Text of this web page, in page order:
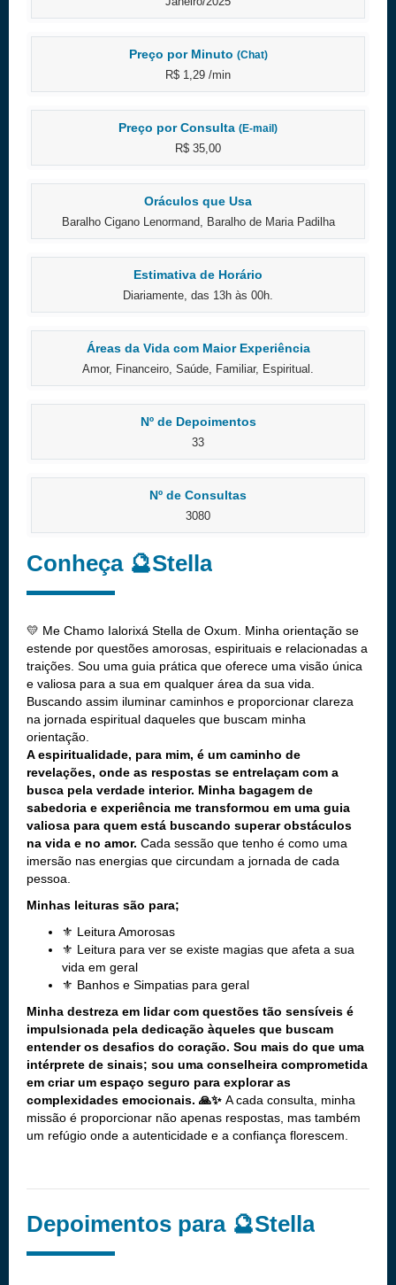
Preço por Minuto (Chat)
R$ 1,29 /min
Preço por Consulta (E-mail)
R$ 35,00
Oráculos que Usa
Baralho Cigano Lenormand, Baralho de Maria Padilha
Estimativa de Horário
Diariamente, das 13h às 00h.
Áreas da Vida com Maior Experiência
Amor, Financeiro, Saúde, Familiar, Espiritual.
Nº de Depoimentos
33
Nº de Consultas
3080
Conheça 🔮Stella
💛 Me Chamo Ialorixá Stella de Oxum. Minha orientação se
estende por questões amorosas, espirituais e relacionadas a
traições. Sou uma guia prática que oferece uma visão única
e valiosa para a sua em qualquer área da sua vida.
Buscando assim iluminar caminhos e proporcionar clareza
na jornada espiritual daqueles que buscam minha
orientação.
A espiritualidade, para mim, é um caminho de
revelações, onde as respostas se entrelaçam com a
busca pela verdade interior. Minha bagagem de
sabedoria e experiência me transformou em uma guia
valiosa para quem está buscando superar obstáculos
na vida e no amor. Cada sessão que tenho é como uma
imersão nas energias que circundam a jornada de cada
pessoa.
Minhas leituras são para;
⚜️ Leitura Amorosas
⚜️ Leitura para ver se existe magias que afeta a sua
vida em geral
⚜️ Banhos e Simpatias para geral
Minha destreza em lidar com questões tão sensíveis é
impulsionada pela dedicação àqueles que buscam
entender os desafios do coração. Sou mais do que uma
intérprete de sinais; sou uma conselheira comprometida
em criar um espaço seguro para explorar as
complexidades emocionais. 🙏✨ A cada consulta, minha
missão é proporcionar não apenas respostas, mas também
um refúgio onde a autenticidade e a confiança florescem.
Depoimentos para 🔮Stella